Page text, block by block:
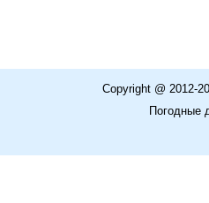
Copyright @ 2012-
Погодные